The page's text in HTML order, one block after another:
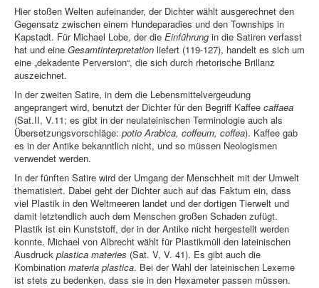
Hier stoßen Welten aufeinander, der Dichter wählt ausgerechnet den
Gegensatz zwischen einem Hundeparadies und den Townships in
Kapstadt. Für Michael Lobe, der die Einführung in die Satiren verfasst
hat und eine Gesamtinterpretation liefert (119-127), handelt es sich um
eine „dekadente Perversion“, die sich durch rhetorische Brillanz
auszeichnet.
In der zweiten Satire, in dem die Lebensmittelvergeudung
angeprangert wird, benutzt der Dichter für den Begriff Kaffee caffaea
(Sat.II, V.11; es gibt in der neulateinischen Terminologie auch als
Übersetzungsvorschläge: potio Arabica, coffeum, coffea). Kaffee gab
es in der Antike bekanntlich nicht, und so müssen Neologismen
verwendet werden.
In der fünften Satire wird der Umgang der Menschheit mit der Umwelt
thematisiert. Dabei geht der Dichter auch auf das Faktum ein, dass
viel Plastik in den Weltmeeren landet und der dortigen Tierwelt und
damit letztendlich auch dem Menschen großen Schaden zufügt.
Plastik ist ein Kunststoff, der in der Antike nicht hergestellt werden
konnte. Michael von Albrecht wählt für Plastikmüll den lateinischen
Ausdruck plastica materies (Sat. V, V. 41). Es gibt auch die
Kombination materia plastica. Bei der Wahl der lateinischen Lexeme
ist stets zu bedenken, dass sie in den Hexameter passen müssen.